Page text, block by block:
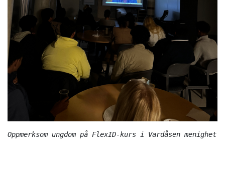
Oppmerksom ungdom på FlexID-kurs i Vardåsen menighet